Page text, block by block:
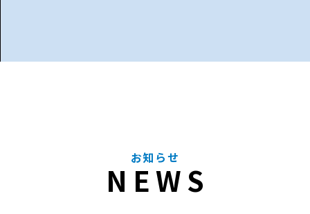
お知らせ
NEWS